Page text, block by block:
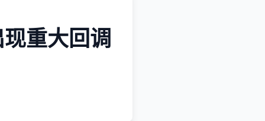
重大回调